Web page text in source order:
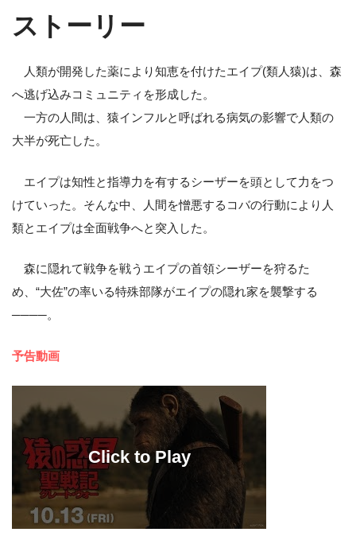
ストーリー
人類が開発した薬により知恵を付けたエイプ(類人猿)は、森
へ逃げ込みコミュニティを形成した。
一方の人間は、猿インフルと呼ばれる病気の影響で人類の
大半が死亡した。
エイプは知性と指導力を有するシーザーを頭として力をつ
けていった。そんな中、人間を憎悪するコバの行動により人
類とエイプは全面戦争へと突入した。
森に隠れて戦争を戦うエイプの首領シーザーを狩るた
め、“大佐”の率いる特殊部隊がエイプの隠れ家を襲撃する
────。
予告動画